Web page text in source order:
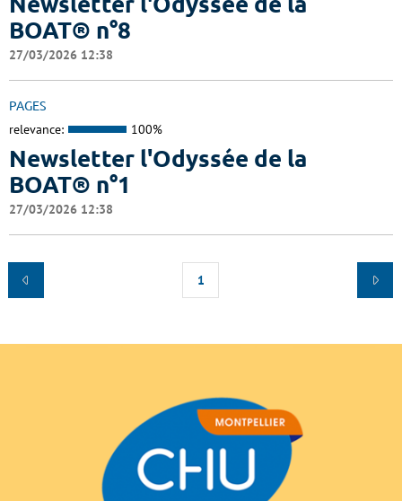
BOAT® n°8
27/03/2026 12:38
PAGES
relevance: 100%
Newsletter l'Odyssée de la
BOAT® n°1
27/03/2026 12:38
1